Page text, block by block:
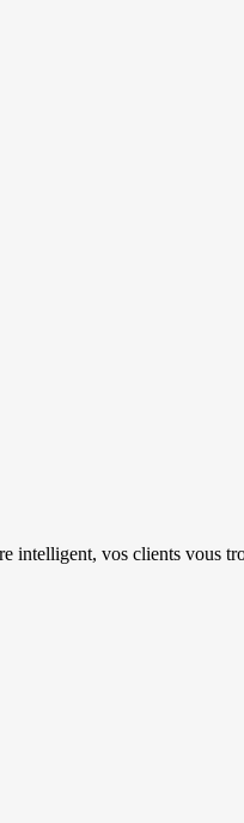
intelligent, vos clients vous